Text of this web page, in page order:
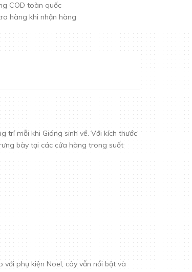
COD toàn quốc
hàng khi nhận hàng
trí mỗi khi Giáng sinh về. Với kích thước
bày tại các cửa hàng trong suốt
phụ kiện Noel, cây vẫn nổi bật và